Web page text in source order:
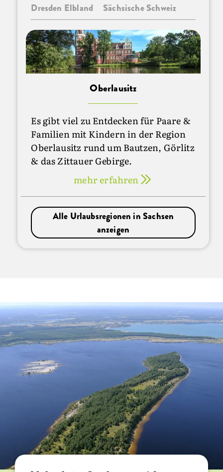
Dresden Elbland
Sächsische Schweiz
Oberlausitz
Es gibt viel zu Entdecken für Paare &
Familien mit Kindern in der Region
Oberlausitz rund um Bautzen, Görlitz
& das Zittauer Gebirge.
mehr erfahren
Alle Urlaubsregionen in Sachsen
anzeigen